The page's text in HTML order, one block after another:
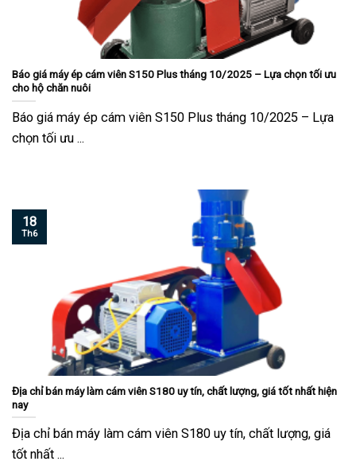
Báo giá máy ép cám viên S150 Plus tháng 10/2025 – Lựa chọn tối ưu
cho hộ chăn nuôi
Báo giá máy ép cám viên S150 Plus tháng 10/2025 – Lựa
chọn tối ưu ...
Địa chỉ bán máy làm cám viên S180 uy tín, chất lượng, giá tốt nhất hiện
nay
Địa chỉ bán máy làm cám viên S180 uy tín, chất lượng, giá
tốt nhất ...
18
Th6